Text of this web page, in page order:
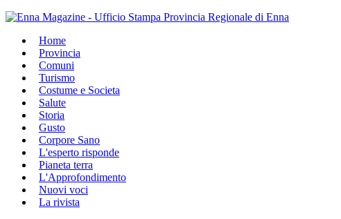
Home
Provincia
Comuni
Turismo
Costume e Societa
Salute
Storia
Gusto
Corpore Sano
L'esperto risponde
Pianeta terra
L'Approfondimento
Nuovi voci
La rivista